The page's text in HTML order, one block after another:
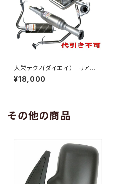
大栄テクノ(ダイエイ） リア
マフラー MMT-6495SUS ek
ワゴン H82W 個人宅NG
¥18,000
その他の商品